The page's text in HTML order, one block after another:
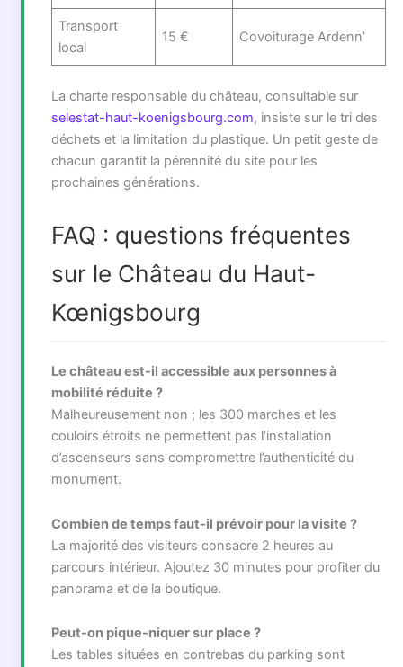
Transport
local
15 € Covoiturage Ardenn’
La charte responsable du château, consultable sur
selestat-haut-koenigsbourg.com, insiste sur le tri des
déchets et la limitation du plastique. Un petit geste de
chacun garantit la pérennité du site pour les
prochaines générations.
FAQ : questions fréquentes
sur le Château du Haut-
Kœnigsbourg
Le château est-il accessible aux personnes à
mobilité réduite ?
Malheureusement non ; les 300 marches et les
couloirs étroits ne permettent pas l’installation
d’ascenseurs sans compromettre l’authenticité du
monument.
Combien de temps faut-il prévoir pour la visite ?
La majorité des visiteurs consacre 2 heures au
parcours intérieur. Ajoutez 30 minutes pour profiter du
panorama et de la boutique.
Peut-on pique-niquer sur place ?
Les tables situées en contrebas du parking sont